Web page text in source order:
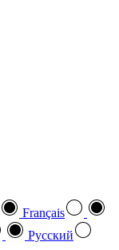
Français
Pусский